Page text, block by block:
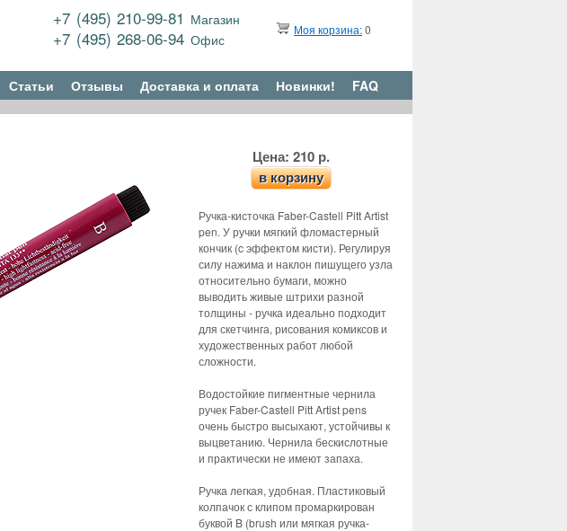
+7 (495) 210-99-81 Магазин
+7 (495) 268-06-94Офис
Моя корзина:0
Статьи Отзывы Доставка и оплата Новинки! FAQ
Цена: 210 р.
в корзину
Ручка-кисточка Faber-Castell Pitt Artist
pen. У ручки мягкий фломастерный
кончик (c эффектом кисти). Регулируя
силу нажима и наклон пишущего узла
относительно бумаги, можно
выводить живые штрихи разной
толщины - ручка идеально подходит
для скетчинга, рисования комиксов и
художественных работ любой
сложности.
Водостойкие пигментные чернила
ручек Faber-Castell Pitt Artist pens
очень быстро высыхают, устойчивы к
выцветанию. Чернила бескислотные
и практически не имеют запаха.
Ручка легкая, удобная. Пластиковый
колпачок с клипом промаркирован
буквой B (brush или мягкая ручка-